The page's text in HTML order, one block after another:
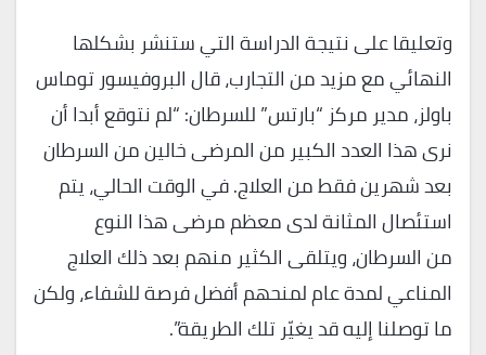
وتعليقا على نتيجة الدراسة التي ستنشر بشكلها
النهائي مع مزيد من التجارب، قال البروفيسور توماس
باولز، مدير مركز “بارتس” للسرطان: “لم نتوقع أبدا أن
نرى هذا العدد الكبير من المرضى خالين من السرطان
بعد شهرين فقط من العلاج. في الوقت الحالي، يتم
استئصال المثانة لدى معظم مرضى هذا النوع
من السرطان، ويتلقى الكثير منهم بعد ذلك العلاج
المناعي لمدة عام لمنحهم أفضل فرصة للشفاء، ولكن
ما توصلنا إليه قد يغيّر تلك الطريقة”.